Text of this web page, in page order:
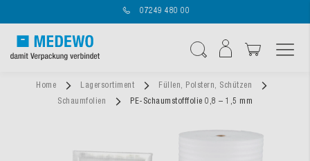
07249 480 00
Home Lagersortiment
Füllen, Polstern, Schützen
Schaumfolien
PE-Schaumstofffolie 0,8 – 1,5 mm